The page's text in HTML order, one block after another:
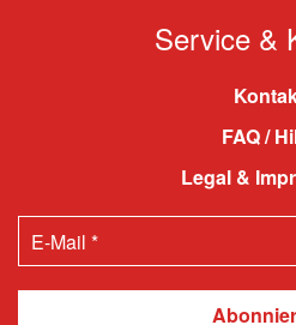
Service &
FAQ /
Legal &